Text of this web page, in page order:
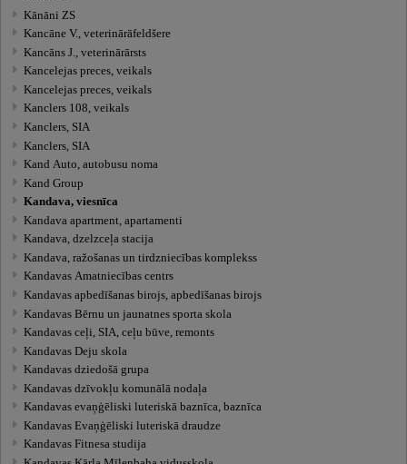
Kānāni ZS
Kancāne V., veterinārāfeldšere
Kancāns J., veterinārārsts
Kancelejas preces, veikals
Kancelejas preces, veikals
Kanclers 108, veikals
Kanclers, SIA
Kanclers, SIA
Kand Auto, autobusu noma
Kand Group
Kandava, viesnīca
Kandava apartment, apartamenti
Kandava, dzelzceļa stacija
Kandava, ražošanas un tirdzniecības komplekss
Kandavas Amatniecības centrs
Kandavas apbedīšanas birojs, apbedīšanas birojs
Kandavas Bērnu un jaunatnes sporta skola
Kandavas ceļi, SIA, ceļu būve, remonts
Kandavas Deju skola
Kandavas dziedošā grupa
Kandavas dzīvokļu komunālā nodaļa
Kandavas evaņģēliski luteriskā baznīca, baznīca
Kandavas Evaņģēliski luteriskā draudze
Kandavas Fitnesa studija